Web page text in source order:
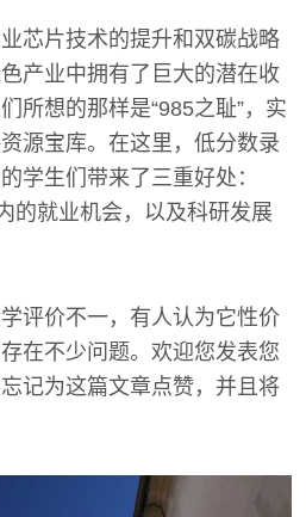
芯片技术的提升和双碳战略
产业中拥有了巨大的潜在收
所想的那样是“985之耻”，实
源宝库。在这里，低分数录
学生们带来了三重好处：
的就业机会，以及科研发展
评价不一，有人认为它性价
在不少问题。欢迎您发表您
记为这篇文章点赞，并且将